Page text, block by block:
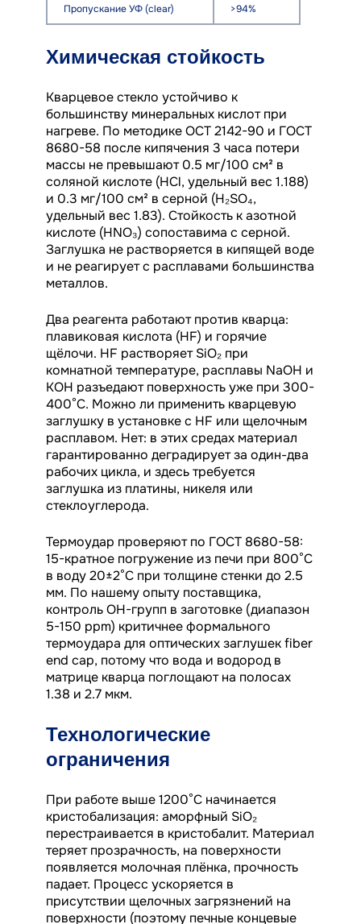
Пропускание УФ (clear) >94%
Химическая стойкость
Кварцевое стекло устойчиво к
большинству минеральных кислот при
нагреве. По методике ОСТ 2142-90 и ГОСТ
8680-58 после кипячения 3 часа потери
массы не превышают 0.5 мг/100 см² в
соляной кислоте (HCl, удельный вес 1.188)
и 0.3 мг/100 см² в серной (H₂SO₄,
удельный вес 1.83). Стойкость к азотной
кислоте (HNO₃) сопоставима с серной.
Заглушка не растворяется в кипящей воде
и не реагирует с расплавами большинства
металлов.
Два реагента работают против кварца:
плавиковая кислота (HF) и горячие
щёлочи. HF растворяет SiO₂ при
комнатной температуре, расплавы NaOH и
KOH разъедают поверхность уже при 300-
400°C. Можно ли применить кварцевую
заглушку в установке с HF или щелочным
расплавом. Нет: в этих средах материал
гарантированно деградирует за один-два
рабочих цикла, и здесь требуется
заглушка из платины, никеля или
стеклоуглерода.
Термоудар проверяют по ГОСТ 8680-58:
15-кратное погружение из печи при 800°C
в воду 20±2°C при толщине стенки до 2.5
мм. По нашему опыту поставщика,
контроль OH-групп в заготовке (диапазон
5-150 ppm) критичнее формального
термоудара для оптических заглушек fiber
end cap, потому что вода и водород в
матрице кварца поглощают на полосах
1.38 и 2.7 мкм.
Технологические
ограничения
При работе выше 1200°C начинается
кристобализация: аморфный SiO₂
перестраивается в кристобалит. Материал
теряет прозрачность, на поверхности
появляется молочная плёнка, прочность
падает. Процесс ускоряется в
присутствии щелочных загрязнений на
поверхности (поэтому печные концевые